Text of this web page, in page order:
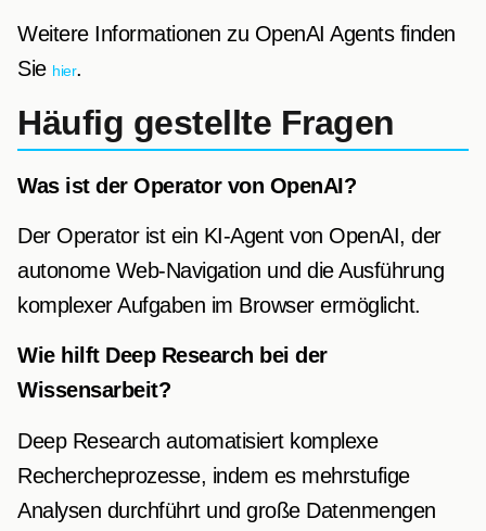
Weitere Informationen zu OpenAI Agents finden
Sie hier.
Häufig gestellte Fragen
Was ist der Operator von OpenAI?
Der Operator ist ein KI-Agent von OpenAI, der
autonome Web-Navigation und die Ausführung
komplexer Aufgaben im Browser ermöglicht.
Wie hilft Deep Research bei der
Wissensarbeit?
Deep Research automatisiert komplexe
Rechercheprozesse, indem es mehrstufige
Analysen durchführt und große Datenmengen